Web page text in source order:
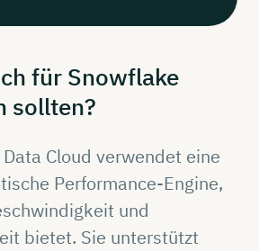
für Snowflake
sollten?
Cloud verwendet eine
Performance-Engine,
und
bietet. Sie unterstützt